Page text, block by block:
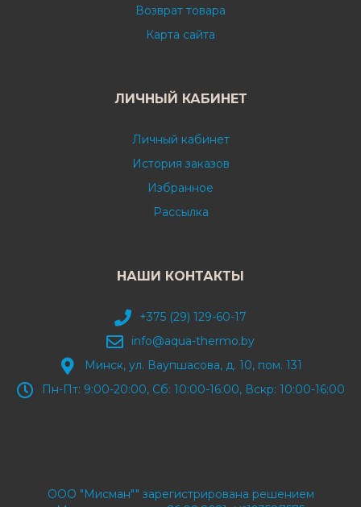
Возврат товара
Карта сайта
ЛИЧНЫЙ КАБИНЕТ
Личный кабинет
История заказов
Избранное
Рассылка
НАШИ КОНТАКТЫ
+375 (29) 129-60-17
info@aqua-thermo.by
Минск, ул. Ваупшасова, д. 10, пом. 131
Пн-Пт: 9:00-20:00, Сб: 10:00-16:00, Вскр: 10:00-16:00
ООО "Мисман"" зарегистрирована решением